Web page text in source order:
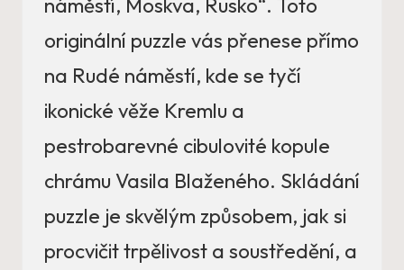
náměstí, Moskva, Rusko“. Toto
originální puzzle vás přenese přímo
na Rudé náměstí, kde se tyčí
ikonické věže Kremlu a
pestrobarevné cibulovité kopule
chrámu Vasila Blaženého. Skládání
puzzle je skvělým způsobem, jak si
procvičit trpělivost a soustředění, a